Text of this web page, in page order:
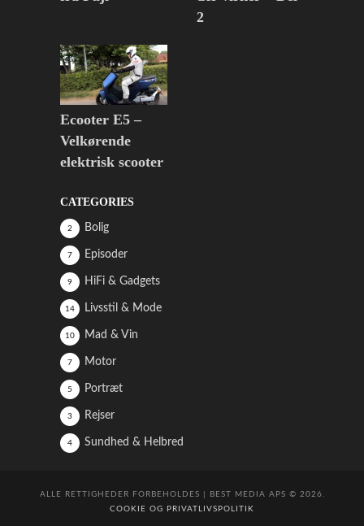
2
Ecooter E5 –
Velkørende
elektrisk scooter
CATEGORIES
Bolig
2
Episoder
7
HiFi & Gadgets
9
Livsstil & Mode
14
Mad & Vin
10
Motor
7
Portræt
5
Rejser
3
Sundhed & Helbred
4
ALLE RETTIGHEDER FORBEHOLDES | BEST MEDIA APS © 2026.
COOKIE OG PRIVATLIVSPOLITIK